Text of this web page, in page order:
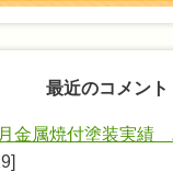
最近のコメント
金属焼付塗装実績